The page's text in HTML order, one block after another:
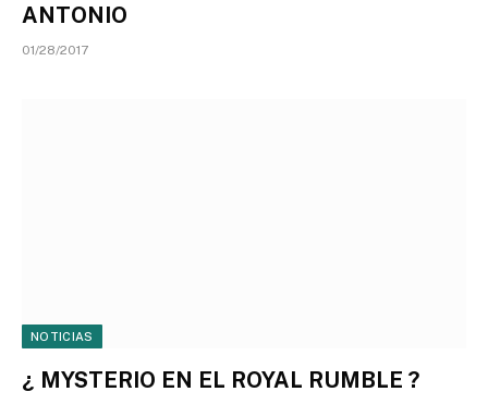
ANTONIO
01/28/2017
NOTICIAS
¿ MYSTERIO EN EL ROYAL RUMBLE ?